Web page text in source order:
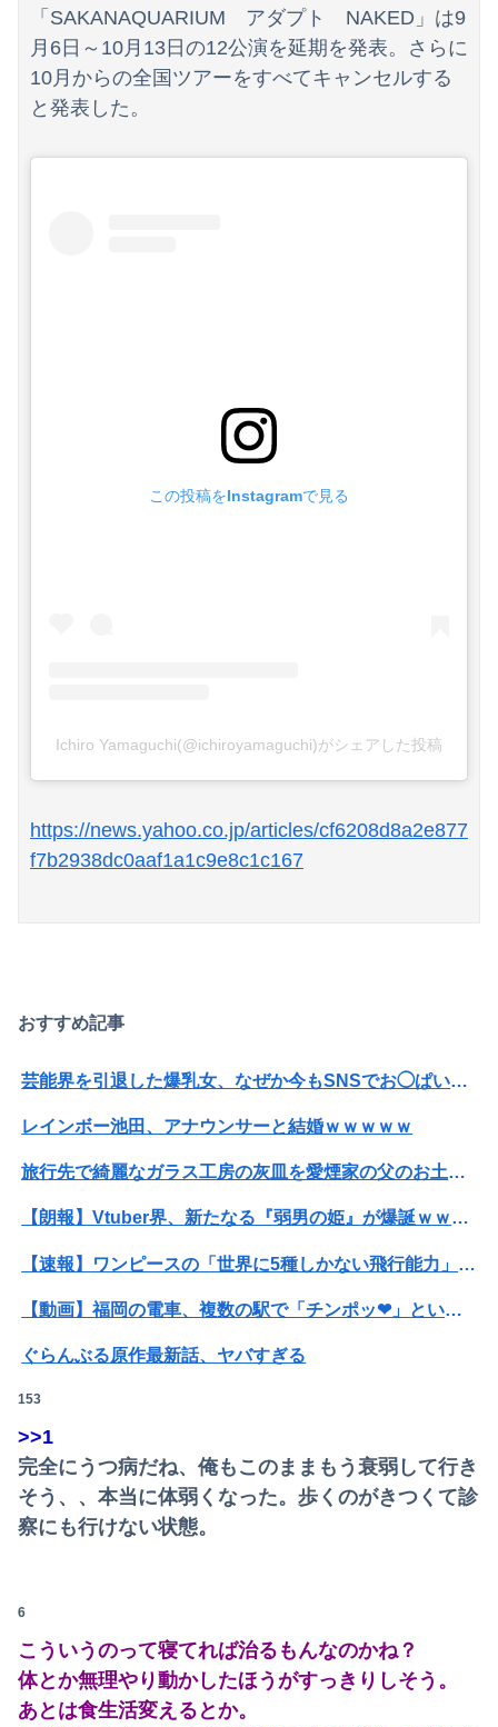
「SAKANAQUARIUM アダプト NAKED」は9
月6日～10月13日の12公演を延期を発表。さらに
10月からの全国ツアーをすべてキャンセルする
と発表した。
この投稿をInstagramで見る
Ichiro Yamaguchi(@ichiroyamaguchi)がシェアした投稿
https://news.yahoo.co.jp/articles/cf6208d8a2e877
f7b2938dc0aaf1a1c9e8c1c167
おすすめ記事
芸能界を引退した爆乳女、なぜか今もSNSでお◯ぱい画像を投稿！
レインボー池田、アナウンサーと結婚ｗｗｗｗｗ
旅行先で綺麗なガラス工房の灰皿を愛煙家の父のお土産にしたんだけどダイソーでそっくりな商品を見つけた
【朗報】Vtuber界、新たなる『弱男の姫』が爆誕ｗｗｗｗｗｗｗｗｗｗｗ
【速報】ワンピースの「世界に5種しかない飛行能力」発言の謎が解けるWWW
【動画】福岡の電車、複数の駅で「チンポッ❤」というアナウンスが流れ大騒ぎwwwwwwwww
ぐらんぶる原作最新話、ヤバすぎる
【画像】マジで復活して欲しいAV女優ｗｗｗｗｗｗｗ
153
>>1
完全にうつ病だね、俺もこのままもう衰弱して行き
そう、、本当に体弱くなった。歩くのがきつくて診
察にも行けない状態。
6
こういうのって寝てれば治るもんなのかね？
体とか無理やり動かしたほうがすっきりしそう。
あとは食生活変えるとか。